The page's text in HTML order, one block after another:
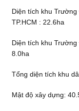
Diện tích khu
TP.HCM : 22.6ha
Diện tích khu
8.0ha
Tổng diện tích khu
Mật độ xây dựng: